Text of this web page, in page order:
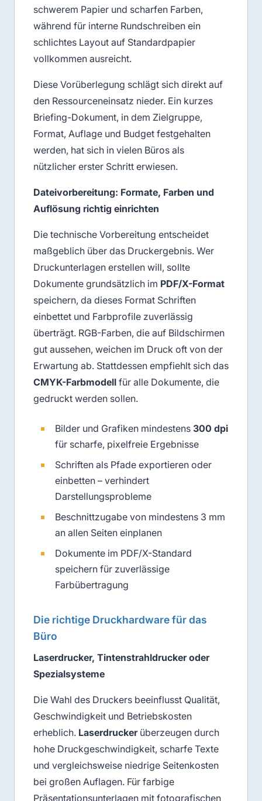
schwerem Papier und scharfen Farben,
während für interne Rundschreiben ein
schlichtes Layout auf Standardpapier
vollkommen ausreicht.
Diese Vorüberlegung schlägt sich direkt auf
den Ressourceneinsatz nieder. Ein kurzes
Briefing-Dokument, in dem Zielgruppe,
Format, Auflage und Budget festgehalten
werden, hat sich in vielen Büros als
nützlicher erster Schritt erwiesen.
Dateivorbereitung: Formate, Farben und
Auflösung richtig einrichten
Die technische Vorbereitung entscheidet
maßgeblich über das Druckergebnis. Wer
Druckunterlagen erstellen will, sollte
Dokumente grundsätzlich im PDF/X-Format
speichern, da dieses Format Schriften
einbettet und Farbprofile zuverlässig
überträgt. RGB-Farben, die auf Bildschirmen
gut aussehen, weichen im Druck oft von der
Erwartung ab. Stattdessen empfiehlt sich das
CMYK-Farbmodell für alle Dokumente, die
gedruckt werden sollen.
Bilder und Grafiken mindestens 300 dpi
für scharfe, pixelfreie Ergebnisse
Schriften als Pfade exportieren oder
einbetten – verhindert
Darstellungsprobleme
Beschnittzugabe von mindestens 3 mm
an allen Seiten einplanen
Dokumente im PDF/X-Standard
speichern für zuverlässige
Farbübertragung
Die richtige Druckhardware für das
Büro
Laserdrucker, Tintenstrahldrucker oder
Spezialsysteme
Die Wahl des Druckers beeinflusst Qualität,
Geschwindigkeit und Betriebskosten
erheblich. Laserdruckerüberzeugen durch
hohe Druckgeschwindigkeit, scharfe Texte
und vergleichsweise niedrige Seitenkosten
bei großen Auflagen. Für farbige
Präsentationsunterlagen mit fotografischen